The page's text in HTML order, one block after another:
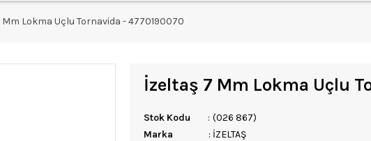
Lokma Uçlu Tornavida - 4770190070
İzeltaş 7 Mm Lokma Uçlu
Stok Kodu
(026 867)
Marka
: İZELTAŞ